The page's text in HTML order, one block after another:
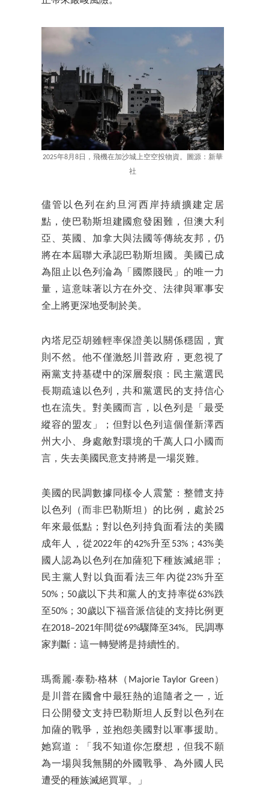
2025年8月8日，飛機在加沙城上空空投物資。圖源：新華
社
儘管以色列在約旦河西岸持續擴建定居
點，使巴勒斯坦建國愈發困難，但澳大利
亞、英國、加拿大與法國等傳統友邦，仍
將在本屆聯大承認巴勒斯坦國。美國已成
為阻止以色列淪為「國際賤民」的唯一力
量，這意味著以方在外交、法律與軍事安
全上將更深地受制於美。
內塔尼亞胡雖輕率保證美以關係穩固，實
則不然。他不僅激怒川普政府，更忽視了
兩黨支持基礎中的深層裂痕：民主黨選民
長期疏遠以色列，共和黨選民的支持信心
也在流失。對美國而言，以色列是「最受
縱容的盟友」；但對以色列這個僅新澤西
州大小、身處敵對環境的千萬人口小國而
言，失去美國民意支持將是一場災難。
美國的民調數據同樣令人震驚：整體支持
以色列（而非巴勒斯坦）的比例，處於25
年來最低點；對以色列持負面看法的美國
成年人，從2022年的42%升至53%；43%美
國人認為以色列在加薩犯下種族滅絕罪；
民主黨人對以負面看法三年內從23%升至
50%；50歲以下共和黨人的支持率從63%跌
至50%；30歲以下福音派信徒的支持比例更
在2018–2021年間從69%驟降至34%。民調專
家判斷：這一轉變將是持續性的。
瑪喬麗·泰勒·格林（Majorie Taylor Green）
是川普在國會中最狂熱的追隨者之一，近
日公開發文支持巴勒斯坦人反對以色列在
加薩的戰爭，並抱怨美國對以軍事援助。
她寫道：「我不知道你怎麼想，但我不願
為一場與我無關的外國戰爭、為外國人民
遭受的種族滅絕買單。」